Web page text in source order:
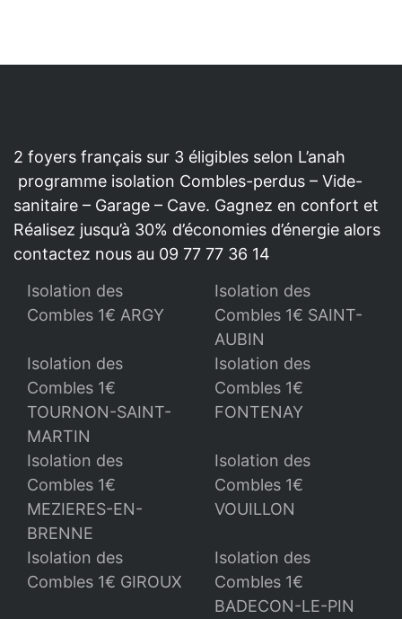
2 foyers français sur 3 éligibles selon L’anah
programme isolation Combles-perdus – Vide-
sanitaire – Garage – Cave. Gagnez en confort et
Réalisez jusqu’à 30% d’économies d’énergie alors
contactez nous au 09 77 77 36 14
Isolation des
Combles 1€ ARGY
Isolation des
Combles 1€ SAINT-
AUBIN
Isolation des
Combles 1€
TOURNON-SAINT-
MARTIN
Isolation des
Combles 1€
FONTENAY
Isolation des
Combles 1€
MEZIERES-EN-
BRENNE
Isolation des
Combles 1€
VOUILLON
Isolation des
Combles 1€ GIROUX
Isolation des
Combles 1€
BADECON-LE-PIN